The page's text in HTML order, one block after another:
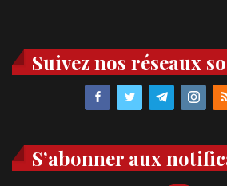
Suivez nos réseaux
S’abonner aux